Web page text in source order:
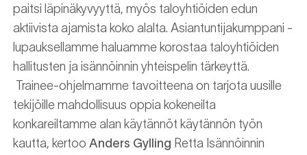
paitsi läpinäkyvyyttä, myös taloyhtiöiden edun
aktiivista ajamista koko alalta. Asiantuntijakumppani -
lupauksellamme haluamme korostaa taloyhtiöiden
hallitusten ja isännöinnin yhteispelin tärkeyttä.
Trainee-ohjelmamme tavoitteena on tarjota uusille
tekijöille mahdollisuus oppia kokeneilta
konkareiltamme alan käytännöt käytännön työn
kautta, kertoo Anders Gylling Retta Isännöinnin